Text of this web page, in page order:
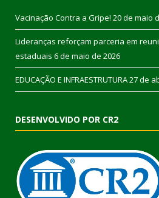
Vacinação Contra a Gripe! 20 de maio
Lideranças reforçam parceria em
estaduais 6 de maio de 2026
EDUCAÇÃO E INFRAESTRUTURA27 de
DESENVOLVIDO POR CR2